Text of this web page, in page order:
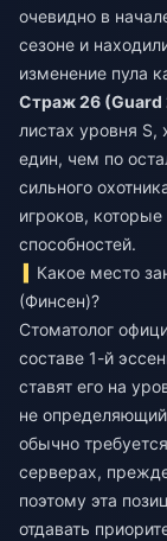
очевидно в
сезоне и
изменение пула
Страж 26 (Guard
листах уровня S,
един, чем по
сильного
игроков,
способностей.
Какое место
(Финсен)?
Стоматолог
составе 1-й
ставят его на
не
обычно
серверах,
поэтому эта
отдавать